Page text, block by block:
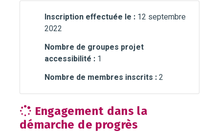
Inscription effectuée le : 12 septembre
2022
Nombre de groupes projet
accessibilité : 1
Nombre de membres inscrits :2
Engagement dans la
démarche de progrès